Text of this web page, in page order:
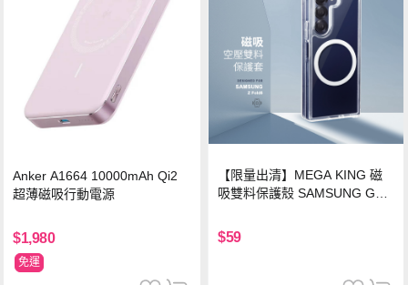
Anker A1664 10000mAh Qi2
超薄磁吸行動電源
$1,980
免運
【限量出清】MEGA KING 磁
吸雙料保護殼 SAMSUNG Gala
$59